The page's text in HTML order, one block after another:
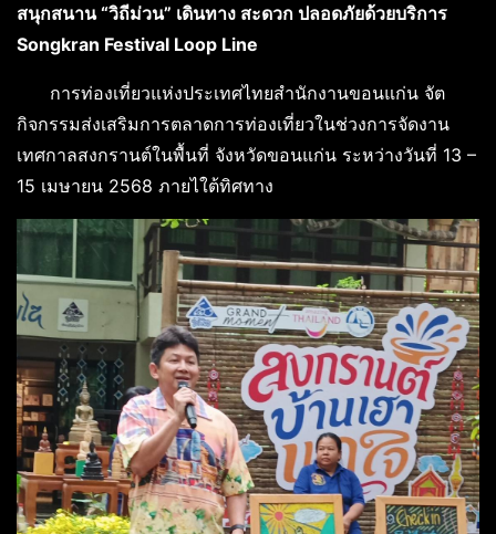
สนุกสนาน “วิถีม่วน” เดินทาง สะดวก ปลอดภัยด้วยบริการ
Songkran Festival Loop Line
การท่องเที่ยวแห่งประเทศไทยสำนักงานขอนแก่น จัต
กิจกรรมส่งเสริมการตลาดการท่องเที่ยวในช่วงการจัดงาน
เทศกาลสงกรานต์ในพื้นที่ จังหวัดขอนแก่น ระหว่างวันที่ 13 –
15 เมษายน 2568 ภายไใต้ทิศทาง